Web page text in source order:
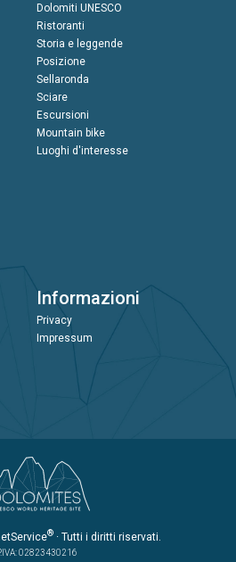
Dolomiti UNESCO
Ristoranti
Storia e leggende
Posizione
Sellaronda
Sciare
Escursioni
Mountain bike
Luoghi d'interesse
Informazioni
Privacy
Impressum
® · Tutti i diritti riservati.
02823430216